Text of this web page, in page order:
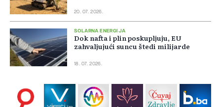
20. 07. 2026.
SOLARNA ENERGIJA
Dok nafta i plin poskupljuju, EU
zahvaljujući suncu štedi milijarde
18. 07. 2026.